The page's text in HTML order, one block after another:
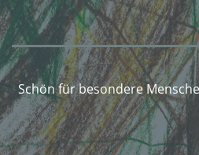
Schön für besondere